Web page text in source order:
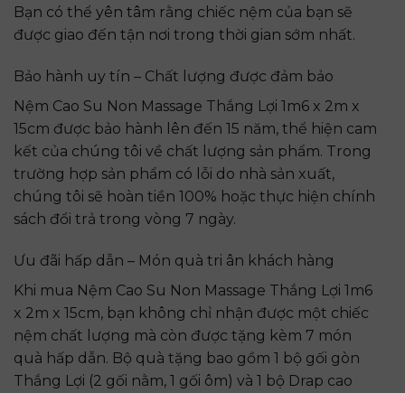
Bạn có thể yên tâm rằng chiếc nệm của bạn sẽ
được giao đến tận nơi trong thời gian sớm nhất.
Bảo hành uy tín – Chất lượng được đảm bảo
Nệm Cao Su Non Massage Thắng Lợi 1m6 x 2m x
15cm được bảo hành lên đến 15 năm, thể hiện cam
kết của chúng tôi về chất lượng sản phẩm. Trong
trường hợp sản phẩm có lỗi do nhà sản xuất,
chúng tôi sẽ hoàn tiền 100% hoặc thực hiện chính
sách đổi trả trong vòng 7 ngày.
Ưu đãi hấp dẫn – Món quà tri ân khách hàng
Khi mua Nệm Cao Su Non Massage Thắng Lợi 1m6
x 2m x 15cm, bạn không chỉ nhận được một chiếc
nệm chất lượng mà còn được tặng kèm 7 món
quà hấp dẫn. Bộ quà tặng bao gồm 1 bộ gối gòn
Thắng Lợi (2 gối nằm, 1 gối ôm) và 1 bộ Drap cao